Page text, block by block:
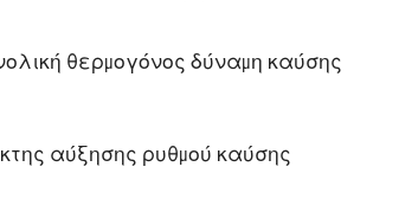
θερμογόνος δύναμη καύσης
αύξησης ρυθμού καύσης